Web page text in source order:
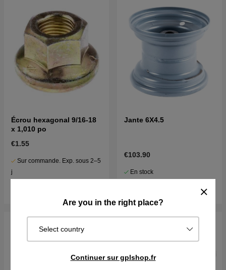
Are you in the right place?
Select country
Continuer sur gplshop.fr
Écrou hexagonal 9/16-18
x 1,010 po
€1.55
Sur commande. Exp. sous 2–5
j
Jante 6X4.5
€103.90
En stock